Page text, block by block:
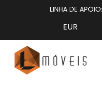
LINHA DE